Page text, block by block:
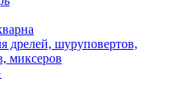
дрелей, шуруповертов,
миксеров